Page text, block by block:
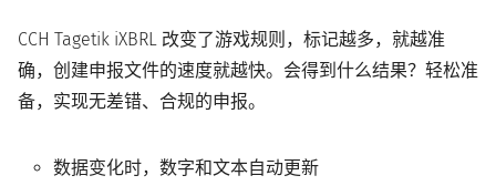
CCH Tagetik iXBRL 改变了游戏规则，标记越多，就越准
确，创建申报文件的速度就越快。会得到什么结果？轻松准
备，实现无差错、合规的申报。
数据变化时，数字和文本自动更新